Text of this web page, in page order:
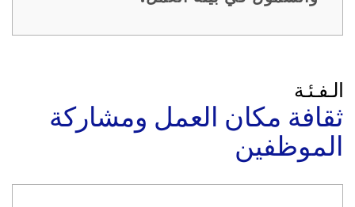
الـفـئـة
ثقافة مكان العمل ومشاركة
الموظفين